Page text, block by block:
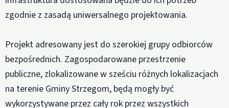
zgodnie z zasadą uniwersalnego projektowania.
Projekt adresowany jest do szerokiej grupy odbiorców
bezpośrednich. Zagospodarowane przestrzenie
publiczne, zlokalizowane w sześciu różnych lokalizacjach
na terenie Gminy Strzegom, będą mogły być
wykorzystywane przez cały rok przez wszystkich